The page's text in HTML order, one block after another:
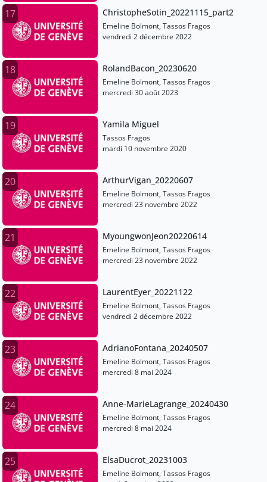
17 ChristopheSotin_20221115_part2
Emeline Bolmont, Tassos Fragos
vendredi 2 décembre 2022
18 RolandBacon_20230620
Emeline Bolmont, Tassos Fragos
mercredi 30 août 2023
19 Yamila Miguel
Tassos Fragos
mardi 10 novembre 2020
20 ArthurVigan_20220607
Emeline Bolmont, Tassos Fragos
mercredi 23 novembre 2022
21 MyoungwonJeon20220614
Emeline Bolmont, Tassos Fragos
mercredi 23 novembre 2022
22 LaurentEyer_20221122
Emeline Bolmont, Tassos Fragos
vendredi 2 décembre 2022
23 AdrianoFontana_20240507
Emeline Bolmont, Tassos Fragos
mercredi 8 mai 2024
24 Anne-MarieLagrange_20240430
Emeline Bolmont, Tassos Fragos
mercredi 8 mai 2024
25 ElsaDucrot_20231003
Emeline Bolmont, Tassos Fragos